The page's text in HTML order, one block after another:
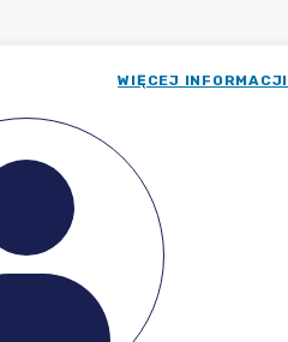
WIĘCEJ INFORMACJI